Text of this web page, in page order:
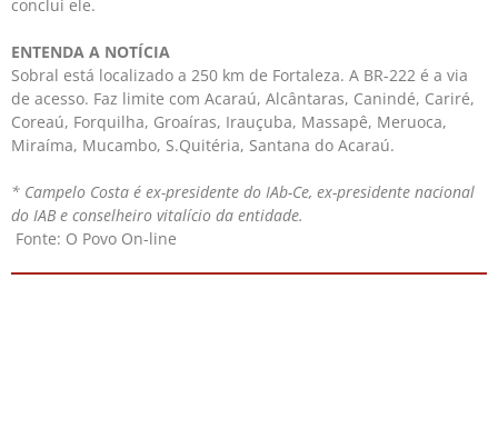
conclui ele.
ENTENDA A NOTÍCIA
Sobral está localizado a 250 km de Fortaleza. A BR-222 é a via
de acesso. Faz limite com Acaraú, Alcântaras, Canindé, Cariré,
Coreaú, Forquilha, Groaíras, Irauçuba, Massapê, Meruoca,
Miraíma, Mucambo, S.Quitéria, Santana do Acaraú.
* Campelo Costa é ex-presidente do IAb-Ce, ex-presidente nacional
do IAB e conselheiro vitalício da entidade.
Fonte: O Povo On-line